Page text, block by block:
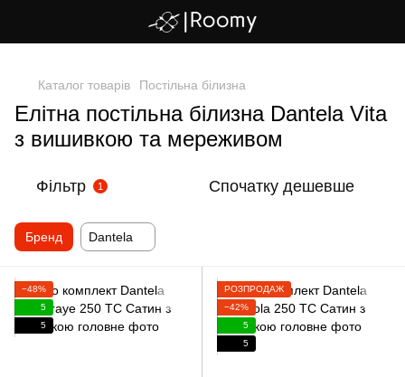
Каталог товарів Постільна білизна
Елітна постільна білизна Dantela Vita
з вишивкою та мереживом
Фільтр 1 Спочатку дешевше
Бренд Dantela
−48%
5
5
РОЗПРОДАЖ
−42%
5
5